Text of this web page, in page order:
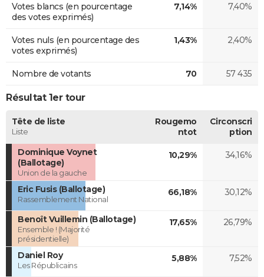
Votes blancs (en pourcentage
des votes exprimés)
7,14% 7,40%
Votes nuls (en pourcentage des
votes exprimés)
1,43% 2,40%
Nombre de votants 70 57 435
Résultat 1er tour
Tête de liste
Liste
Rougemo
ntot
Circonscri
ption
Dominique Voynet
(Ballotage)
Union de la gauche
10,29% 34,16%
Eric Fusis (Ballotage)
Rassemblement National
66,18% 30,12%
Benoît Vuillemin (Ballotage)
Ensemble ! (Majorité
présidentielle)
17,65% 26,79%
Daniel Roy
Les Républicains
5,88% 7,52%